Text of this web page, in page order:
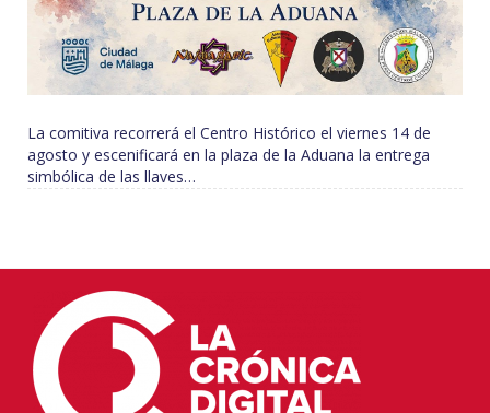
La comitiva recorrerá el Centro Histórico el viernes 14 de
agosto y escenificará en la plaza de la Aduana la entrega
simbólica de las llaves…